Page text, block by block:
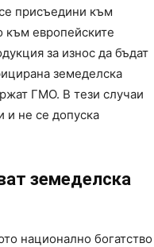
присъедини към
към европейските
за износ да бъдат
земеделска
ГМО. В тези случаи
и не се допуска
земеделска
национално богатство